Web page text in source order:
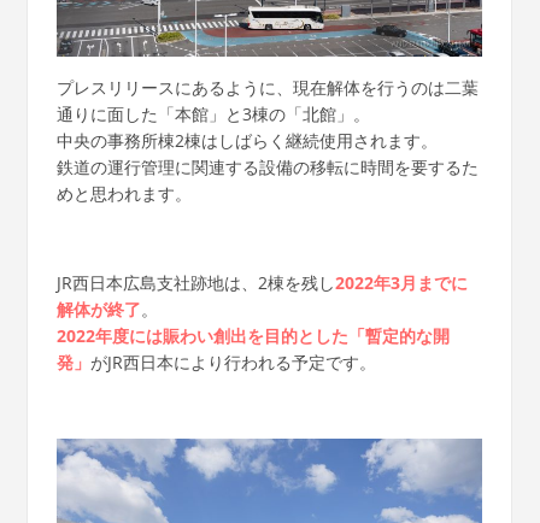
プレスリリースにあるように、現在解体を行うのは二葉
通りに面した「本館」と3棟の「北館」。
中央の事務所棟2棟はしばらく継続使用されます。
鉄道の運行管理に関連する設備の移転に時間を要するた
めと思われます。
JR西日本広島支社跡地は、2棟を残し2022年3月までに
解体が終了。
2022年度には賑わい創出を目的とした「暫定的な開
発」 がJR西日本により行われる予定です。